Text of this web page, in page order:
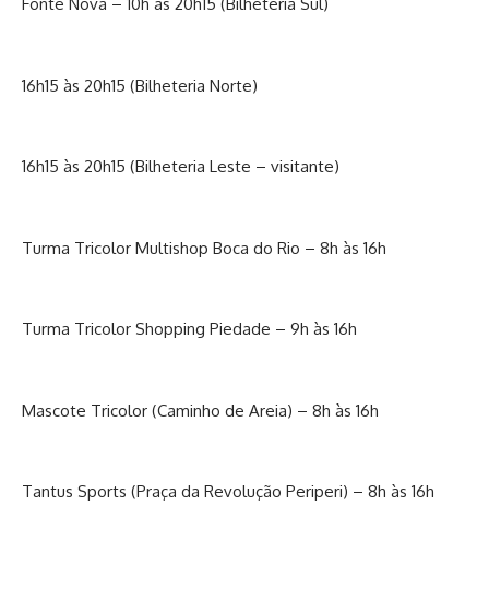
Fonte Nova – 10h às 20h15 (Bilheteria Sul)
16h15 às 20h15 (Bilheteria Norte)
16h15 às 20h15 (Bilheteria Leste – visitante)
Turma Tricolor Multishop Boca do Rio – 8h às 16h
Turma Tricolor Shopping Piedade – 9h às 16h
Mascote Tricolor (Caminho de Areia) – 8h às 16h
Tantus Sports (Praça da Revolução Periperi) – 8h às 16h